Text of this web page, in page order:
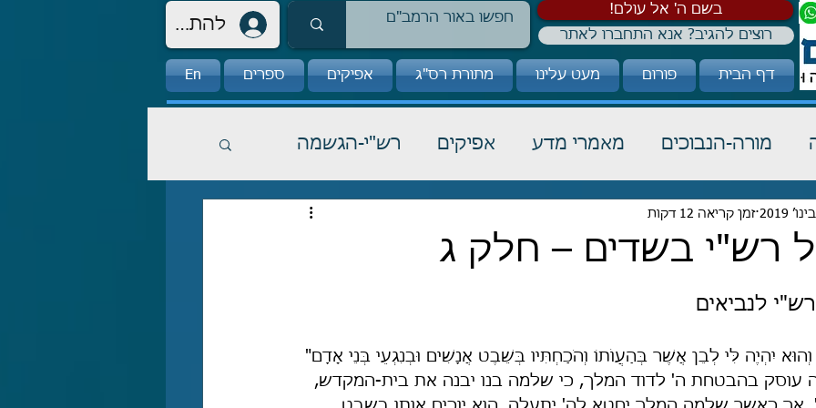
להתחברות
!בשם ה' אל עולם
רוצים להגיב? אנא התחברו לאתר
דף הבית פורום מעט עלינו מתורת רס"ג אפיקים ספרים En
מורה-הנבוכים מאמרי מדע אפיקים רש"י-הגשמה
כבוד תורה הלכה
רש"י בשדים – חלק ג
זמן קריאה 12 דקות
לנביאים
יִהְיֶה לִּי לְבֵן אֲשֶׁר בְּהַעֲו‍ֹתוֹ וְהֹכַחְתִּיו בְּשֵׁבֶט אֲנָשִׁים וּבְנִגְעֵי בְּנֵי אָדָם"
עוסק בהבטחת ה' לדוד המלך, כי שלמה בנו יבנה את בית-המקדש,